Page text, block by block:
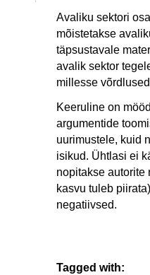
Avaliku sektori
mõistetakse
täpsustavale
avalik sektor
millesse
Keeruline on
argumentide
uurimustele, kuid
isikud. Ühtlasi ei
nopitakse autorite
kasvu tuleb
negatiivsed.
Tagged with: